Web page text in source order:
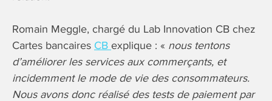
Romain Meggle, chargé du Lab Innovation CB chez
Cartes bancaires CB explique : « nous tentons
d’améliorer les services aux commerçants, et
incidemment le mode de vie des consommateurs.
Nous avons donc réalisé des tests de paiement par